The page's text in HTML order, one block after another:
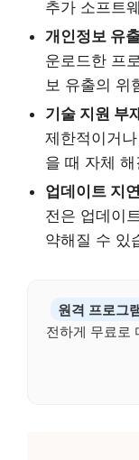
추가 소프트
개인정보 유
운로드한 프
보 유출의 위
기술 지원 부
제한적이거
을 때 자체
업데이트 지
전은 업데이
약해질 수 있
원격 프로그
전하게 무료로